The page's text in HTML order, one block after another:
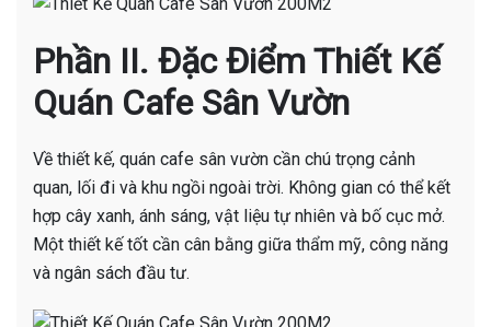
Phần II. Đặc Điểm Thiết Kế
Quán Cafe Sân Vườn
Về thiết kế, quán cafe sân vườn cần chú trọng cảnh
quan, lối đi và khu ngồi ngoài trời. Không gian có thể kết
hợp cây xanh, ánh sáng, vật liệu tự nhiên và bố cục mở.
Một thiết kế tốt cần cân bằng giữa thẩm mỹ, công năng
và ngân sách đầu tư.